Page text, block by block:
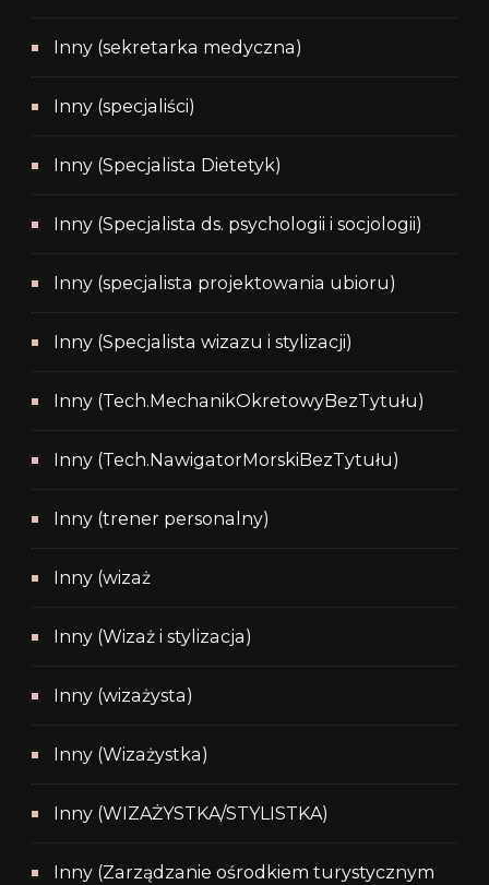
Inny (sekretarka medyczna)
Inny (specjaliści)
Inny (Specjalista Dietetyk)
Inny (Specjalista ds. psychologii i socjologii)
Inny (specjalista projektowania ubioru)
Inny (Specjalista wizazu i stylizacji)
Inny (Tech.MechanikOkretowyBezTytułu)
Inny (Tech.NawigatorMorskiBezTytułu)
Inny (trener personalny)
Inny (wizaż
Inny (Wizaż i stylizacja)
Inny (wizażysta)
Inny (Wizażystka)
Inny (WIZAŻYSTKA/STYLISTKA)
Inny (Zarządzanie ośrodkiem turystycznym